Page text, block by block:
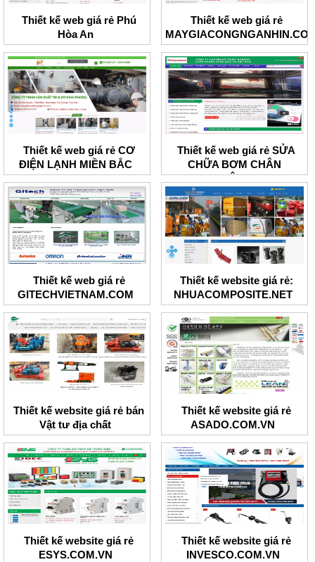
Thiết kế web giá rẻ Phú
Hòa An
Thiết kế web giá rẻ
Thiết kế web giá rẻ CƠ
ĐIỆN LẠNH MIỀN BẮC
Thiết kế web giá rẻ SỬA
CHỮA BƠM CHÂN
KHÔNG
Thiết kế web giá rẻ
GITECHVIETNAM.COM
Thiết kế website giá rẻ:
NHUACOMPOSITE.NET
Thiết kế website giá rẻ bán
Vật tư địa chất
Thiết kế website giá rẻ
ASADO.COM.VN
Thiết kế website giá rẻ
ESYS.COM.VN
Thiết kế website giá rẻ
INVESCO.COM.VN